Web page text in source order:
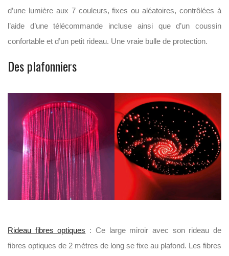
d’une lumière aux 7 couleurs, fixes ou aléatoires, contrôlées à
l’aide d’une télécommande incluse ainsi que d’un coussin
confortable et d’un petit rideau. Une vraie bulle de protection.
Des plafonniers
Rideau fibres optiques : Ce large miroir avec son rideau de
fibres optiques de 2 mètres de long se fixe au plafond. Les fibres